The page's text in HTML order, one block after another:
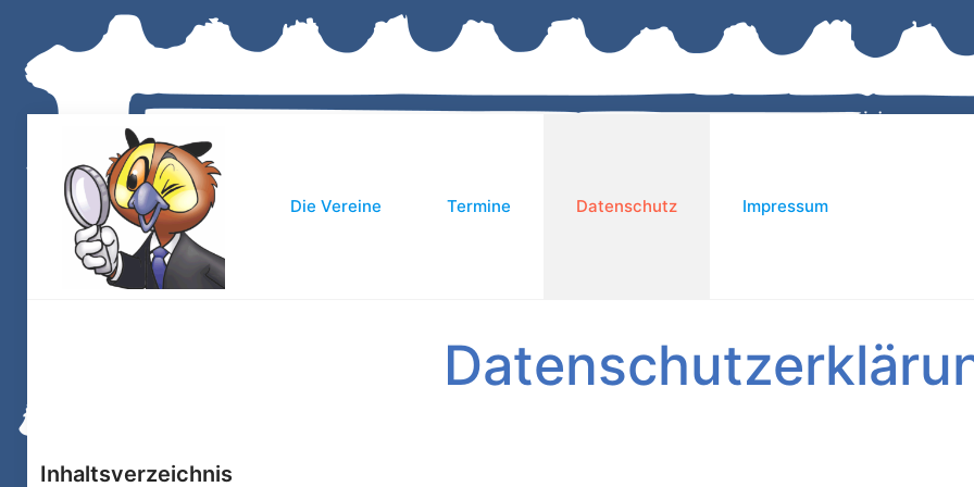
Die Vereine Termine Datenschutz Impressum
Inhaltsverzeichnis